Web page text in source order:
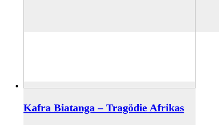
Kafra Biatanga – Tragödie Afrikas